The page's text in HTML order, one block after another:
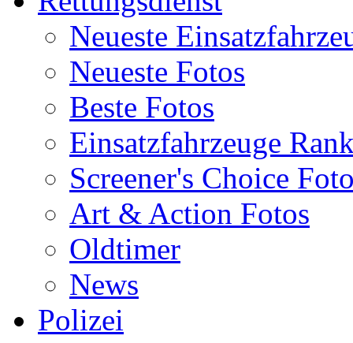
Neueste
Neueste Fotos
Beste Fotos
Einsatzfahrzeuge
Screener's Choice
Art & Action Fotos
Oldtimer
News
Polizei